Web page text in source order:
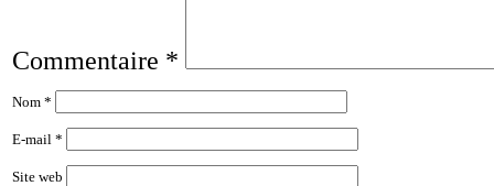
Commentaire *
Nom *
E-mail *
Site web